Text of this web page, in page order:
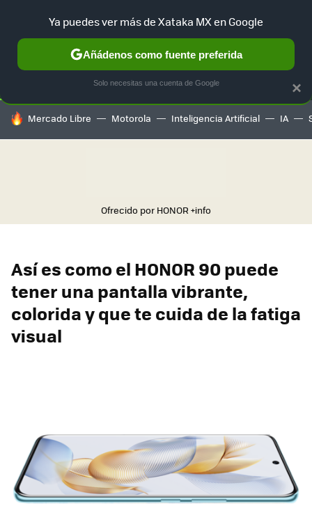
SELECCIÓN GAMING HOME AUTO TERRITORIO
HOY SE HABLA DE
Mercado Libre Motorola Inteligencia Artificial IA
Ofrecido por HONOR +info
Así es como el HONOR 90 puede
tener una pantalla vibrante,
colorida y que te cuida de la fatiga
visual
×
Ya puedes ver más de Xataka MX en Google
Añádenos como fuente preferida
Solo necesitas una cuenta de Google